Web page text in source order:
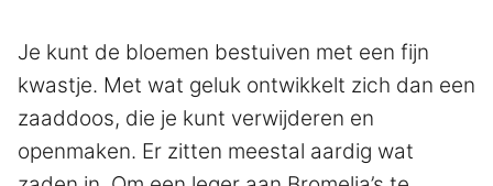
Je kunt de bloemen bestuiven met een fijn
kwastje. Met wat geluk ontwikkelt zich dan een
zaaddoos, die je kunt verwijderen en
openmaken. Er zitten meestal aardig wat